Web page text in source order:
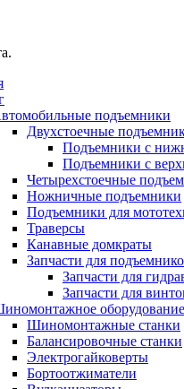
подъемники
Двухстоечные
Подъемники с
Подъемники с
Четырехстоечные
Ножничные подъемники
Подъемники для
Траверсы
Канавные домкраты
Запчасти для
Запчасти для
Запчасти для
оборудование
Шиномонтажные станки
Балансировочные станки
Электрогайковерты
Бортоотжиматели